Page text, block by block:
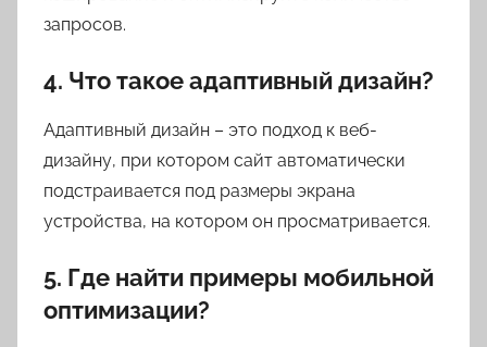
запросов.
4. Что такое адаптивный дизайн?
Адаптивный дизайн – это подход к веб-
дизайну, при котором сайт автоматически
подстраивается под размеры экрана
устройства, на котором он просматривается.
5. Где найти примеры мобильной
оптимизации?